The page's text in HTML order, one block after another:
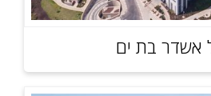
אשדר בת ים